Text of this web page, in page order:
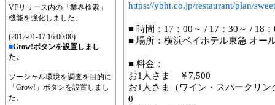
VFリリース内の「業界検索」
機能を強化しました。
(2012-01-17 16:00:00)
■Grow!ボタンを設置しまし
た。
ソーシャル環境を調査を目的に
「Grow!」ボタンを設置しまし
た。
https://ybht.co.jp/restaurant/plan/
■ 時間：17：00～ / 17：30～ / 18
■ 場所：横浜ベイホテル東急 オー
■ 料金：
お1人さま ￥7,500
お1人さま（ワイン・スパークリ
0